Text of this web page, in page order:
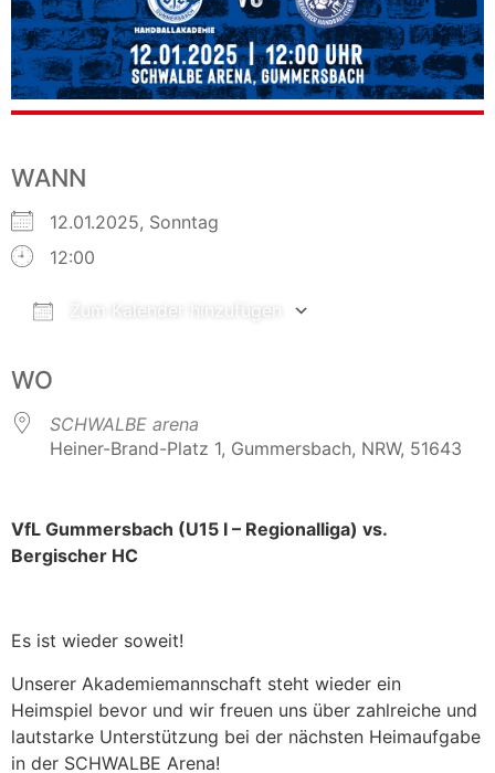
WANN
12.01.2025, Sonntag
12:00
Zum Kalender hinzufügen
WO
SCHWALBE arena
Heiner-Brand-Platz 1, Gummersbach, NRW, 51643
VfL Gummersbach (U15 I – Regionalliga) vs.
Bergischer HC
Es ist wieder soweit!
Unserer Akademiemannschaft steht wieder ein
Heimspiel bevor und wir freuen uns über zahlreiche und
lautstarke Unterstützung bei der nächsten Heimaufgabe
in der SCHWALBE Arena!